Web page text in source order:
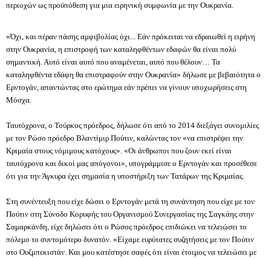
περιοχών ως προϋπόθεση για μια ειρηνική συμφωνία με την Ουκρανία.
«Όχι, και πέραν πάσης αμφιβολίας όχι... Εάν πρόκειται να εδραιωθεί η ειρήνη
στην Ουκρανία, η επιστροφή των καταληφθέντων εδαφών θα είναι πολύ
σημαντική. Αυτό είναι αυτό που αναμένεται, αυτό που θέλουν… Τα
καταληφθέντα εδάφη θα επιστραφούν στην Ουκρανία» δήλωσε με βεβαιότητα ο
Ερντογάν, απαντώντας στο ερώτημα εάν πρέπει να γίνουν υποχωρήσεις στη
Μόσχα.
Ταυτόχρονα, ο Τούρκος πρόεδρος, δήλωσε ότι από το 2014 διεξάγει συνομιλίες
με τον Ρώσο πρόεδρο Βλαντίμιρ Πούτιν, καλώντας τον «να επιστρέψει την
Κριμαία στους νόμιμους κατόχους». «Οι άνθρωποι που ζουν εκεί είναι
ταυτόχρονα και δικοί μας απόγονοι», υπογράμμισε ο Ερντογάν και προσέθεσε
ότι για την Άγκυρα έχει σημασία η υποστήριξη των Τατάρων της Κριμαίας.
Στη συνέντευξη που είχε δώσει ο Ερντογάν μετά τη συνάντηση που είχε με τον
Πούτιν στη Σύνοδο Κορυφής του Οργανισμού Συνεργασίας της Σαγκάης στην
Σαμαρκάνδη, είχε δηλώσει ότι ο Ρώσος πρόεδρος επιδιώκει να τελειώσει το
πόλεμο το συντομότερο δυνατόν. «Είχαμε ευρύτατες συζητήσεις με τον Πούτιν
στο Ουζμπεκιστάν. Και μου κατέστησε σαφές ότι είναι έτοιμος να τελειώσει με